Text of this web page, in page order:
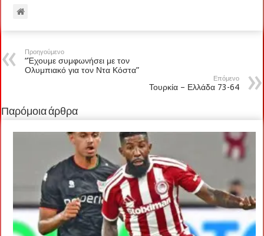
Προηγούμενο
“Έχουμε συμφωνήσει με τον
Ολυμπιακό για τον Ντα Κόστα”
Επόμενο
Τουρκία – Ελλάδα 73-64
Παρόμοια άρθρα